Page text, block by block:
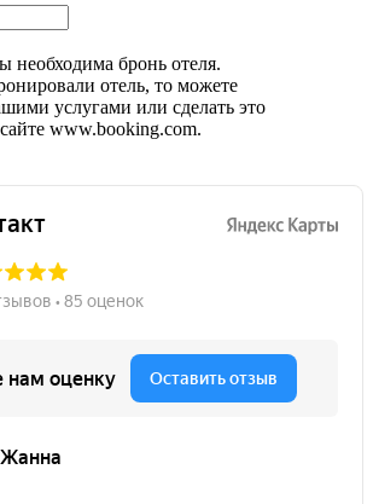
необходима бронь отеля.
отель, то можете
услугами или сделать это
www.booking.com.